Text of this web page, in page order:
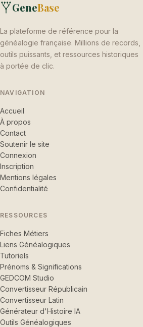
GeneBase
La plateforme de référence pour la
généalogie française. Millions de records,
outils puissants, et ressources historiques
à portée de clic.
NAVIGATION
Accueil
À propos
Contact
Soutenir le site
Connexion
Inscription
Mentions légales
Confidentialité
RESSOURCES
Fiches Métiers
Liens Généalogiques
Tutoriels
Prénoms & Significations
GEDCOM Studio
Convertisseur Républicain
Convertisseur Latin
Générateur d'Histoire IA
Outils Généalogiques